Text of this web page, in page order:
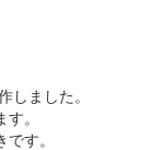
しました。
。
す。